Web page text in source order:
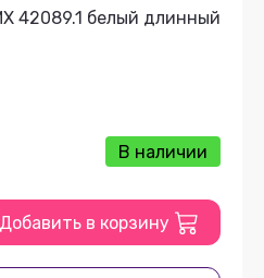
42089.1 белый длинный
В наличии
Добавить в корзину